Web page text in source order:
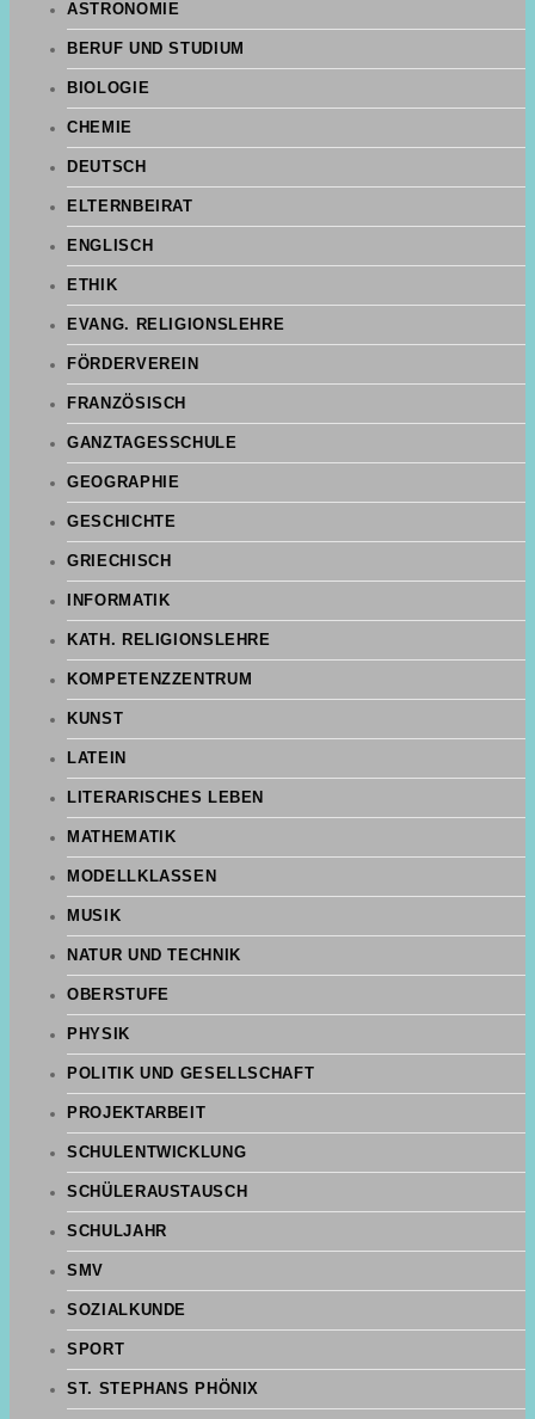
ASTRONOMIE
BERUF UND STUDIUM
BIOLOGIE
CHEMIE
DEUTSCH
ELTERNBEIRAT
ENGLISCH
ETHIK
EVANG. RELIGIONSLEHRE
FÖRDERVEREIN
FRANZÖSISCH
GANZTAGESSCHULE
GEOGRAPHIE
GESCHICHTE
GRIECHISCH
INFORMATIK
KATH. RELIGIONSLEHRE
KOMPETENZZENTRUM
KUNST
LATEIN
LITERARISCHES LEBEN
MATHEMATIK
MODELLKLASSEN
MUSIK
NATUR UND TECHNIK
OBERSTUFE
PHYSIK
POLITIK UND GESELLSCHAFT
PROJEKTARBEIT
SCHULENTWICKLUNG
SCHÜLERAUSTAUSCH
SCHULJAHR
SMV
SOZIALKUNDE
SPORT
ST. STEPHANS PHÖNIX